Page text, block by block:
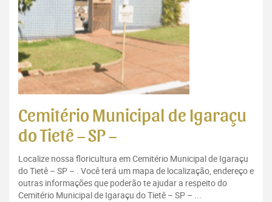
Cemitério Municipal de Igaraçu
do Tietê – SP –
Localize nossa floricultura em Cemitério Municipal de Igaraçu
do Tietê – SP – . Você terá um mapa de localização, endereço e
outras informações que poderão te ajudar a respeito do
Cemitério Municipal de Igaraçu do Tietê – SP – ...